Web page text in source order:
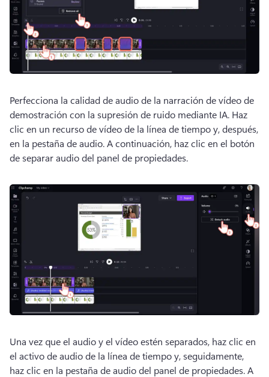
Perfecciona la calidad de audio de la narración de vídeo de
demostración con la supresión de ruido mediante IA. Haz
clic en un recurso de vídeo de la línea de tiempo y, después,
en la pestaña de audio. A continuación, haz clic en el botón
de separar audio del panel de propiedades.
Una vez que el audio y el vídeo estén separados, haz clic en
el activo de audio de la línea de tiempo y, seguidamente,
haz clic en la pestaña de audio del panel de propiedades. A